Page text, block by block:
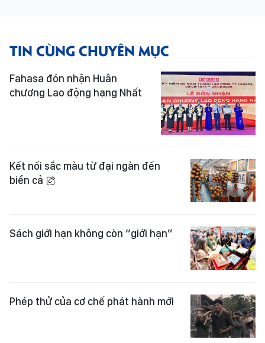
TIN CÙNG CHUYÊN MỤC
Fahasa đón nhận Huân
chương Lao động hạng Nhất
Kết nối sắc màu từ đại ngàn đến
biển cả
Sách giới hạn không còn “giới hạn”
Phép thử của cơ chế phát hành mới